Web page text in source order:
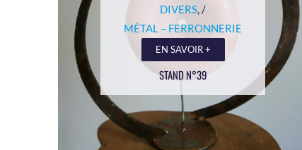
DIVERS, /
MÉTAL – FERRONNERIE
EN SAVOIR +
STAND N°39